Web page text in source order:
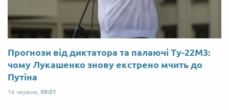
Прогнози від диктатора та палаючі Ту-22М3:
чому Лукашенко знову екстрено мчить до
Путіна
16 червня, 09:01